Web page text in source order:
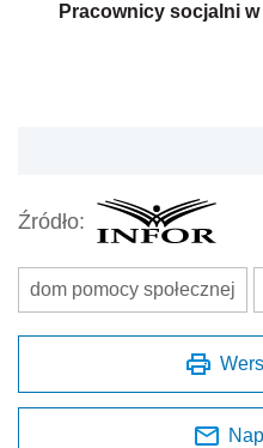
Pracownicy socjalni w
Źródło:
dom pomocy społecznej